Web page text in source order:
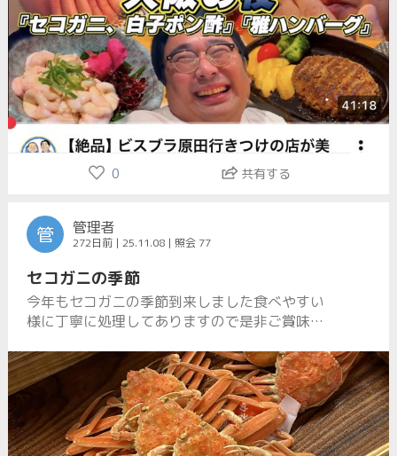
0 共有する
管 管理者
272日前 | 25.11.08 | 照会 77
セコガニの季節
今年もセコガニの季節到来しました食べやすい
様に丁寧に処理してありますので是非ご賞味下